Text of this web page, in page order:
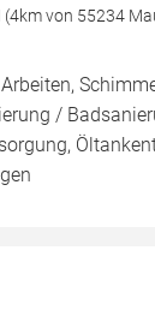
von 55234
/